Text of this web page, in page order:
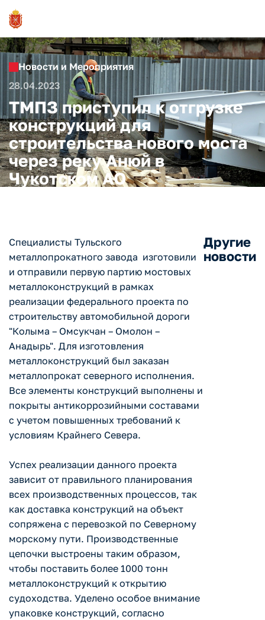
Новости и Мероприятия
28.04.2023
ТМПЗ приступил к отгрузке
конструкций для
строительства нового моста
через реку Анюй в
Чукотском АО
Специалисты Тульского
металлопрокатного завода изготовили
и отправили первую партию мостовых
металлоконструкций в рамках
реализации федерального проекта по
строительству автомобильной дороги
"Колыма – Омсукчан – Омолон –
Анадырь". Для изготовления
металлоконструкций был заказан
металлопрокат северного исполнения.
Все элементы конструкций выполнены и
покрыты антикоррозийными составами
с учетом повышенных требований к
условиям Крайнего Севера.
Успех реализации данного проекта
зависит от правильного планирования
всех производственных процессов, так
как доставка конструкций на объект
сопряжена с перевозкой по Северному
морскому пути. Производственные
цепочки выстроены таким образом,
чтобы поставить более 1000 тонн
металлоконструкций к открытию
судоходства. Уделено особое внимание
упаковке конструкций, согласно
Другие
новости